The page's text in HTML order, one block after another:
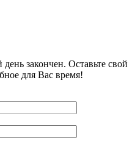
закончен. Оставьте свой
для Вас время!